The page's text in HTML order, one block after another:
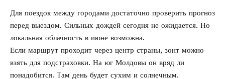
Для поездок между городами достаточно проверить прогноз
перед выездом. Сильных дождей сегодня не ожидается. Но
локальная облачность в июне возможна.
Если маршрут проходит через центр страны, зонт можно
взять для подстраховки. На юг Молдовы он вряд ли
понадобится. Там день будет сухим и солнечным.